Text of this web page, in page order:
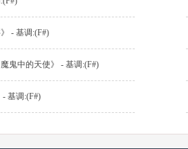
- 基调:(F#)
魔鬼中的天使》 - 基调:(F#)
- 基调:(F#)